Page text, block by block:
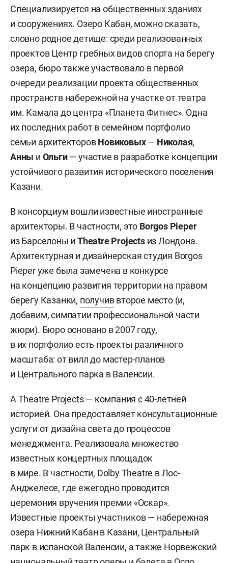
Специализируется на общественных зданиях
и сооружениях. Озеро Кабан, можно сказать,
словно родное детище: среди реализованных
проектов Центр гребных видов спорта на берегу
озера, бюро также участвовало в первой
очереди реализации проекта общественных
пространств набережной на участке от театра
им. Камала до центра «Планета Фитнес». Одна
их последних работ в семейном портфолио
семьи архитекторовНовиковых— Николая,
Анны и Ольги— участие в разработке концепции
устойчивого развития исторического поселения
Казани.
В консорциум вошли известные иностранные
архитекторы. В частности, это Borgos Pieper
из Барселоны и Theatre Projectsиз Лондона.
Архитектурная и дизайнерская студия Borgos
Pieper уже была замечена в конкурсе
на концепцию развития территории на правом
берегу Казанки, получиввторое место (и,
добавим, симпатии профессиональной части
жюри). Бюро основано в 2007 году,
в их портфолио есть проекты различного
масштаба: от вилл до мастер-планов
и Центрального парка в Валенсии.
А Theatre Projects — компания с 40-летней
историей. Она предоставляет консультационные
услуги от дизайна света до процессов
менеджмента. Реализовала множество
известных концертных площадок
в мире. В частности, Dolby Theatre в Лос-
Анджелесе, где ежегодно проводится
церемония вручения премии «Оскар».
Известные проекты участников — набережная
озера Нижний Кабан в Казани, Центральный
парк в испанской Валенсии, а также Норвежский